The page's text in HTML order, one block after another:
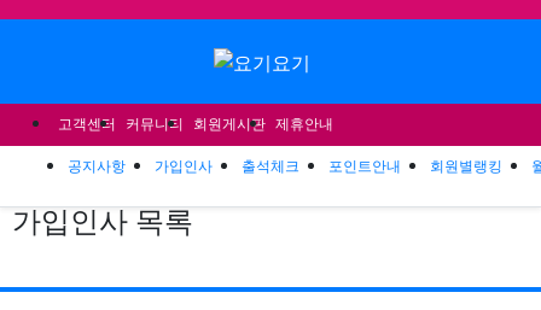
고객센터 커뮤니티 회원게시판 제휴안내
공지사항 가입인사 출석체크 포인트안내 회원별랭킹
가입인사 목록